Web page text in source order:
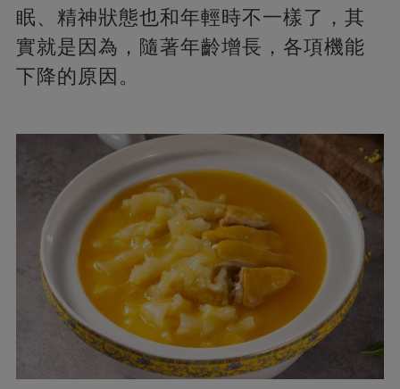
眠、精神狀態也和年輕時不一樣了，其
實就是因為，隨著年齡增長，各項機能
下降的原因。